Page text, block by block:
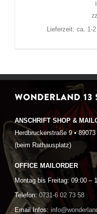
Lieferzeit: ca. 1-
WONDERLAND 13
ANSCHRIFT SHOP &
Herdbruckerstraße 9 • 89073
(beim Rathausplatz)
OFFICE MAILORDER
Montag bis Freitag: 09:00 –
Telefon: 0731-6 02 73 58
Email Infos: